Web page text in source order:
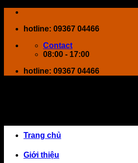
Skip
contenthotline: 09367 04466
Contact
08:00 - 17:00
hotline: 09367 04466
Trang chủ
Giới thiệu